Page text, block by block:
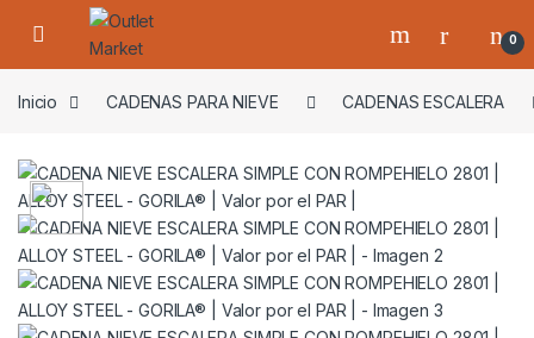
Skip to navigation
Skip to content
0
Inicio CADENAS PARA NIEVE CADENAS ESCALERA